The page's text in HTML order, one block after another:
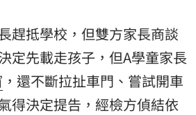
趕抵學校，但雙方家長商談
定先載走孩子，但A學童家長
，還不斷拉扯車門、嘗試開車
得決定提告，經檢方偵結依